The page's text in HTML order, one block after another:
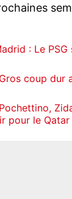
: Le PSG
coup dur
pour le Qatar